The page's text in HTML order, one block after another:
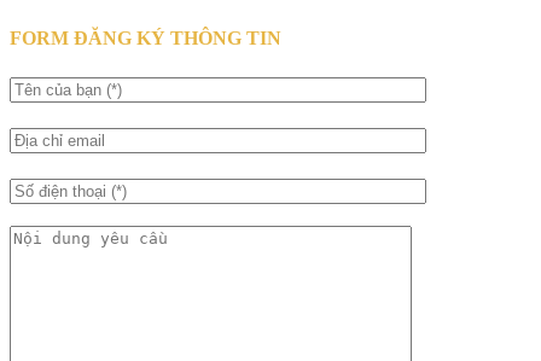
FORM ĐĂNG KÝ THÔNG TIN